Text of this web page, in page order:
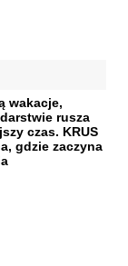
wakacje,
rusza
czas. KRUS
gdzie zaczyna